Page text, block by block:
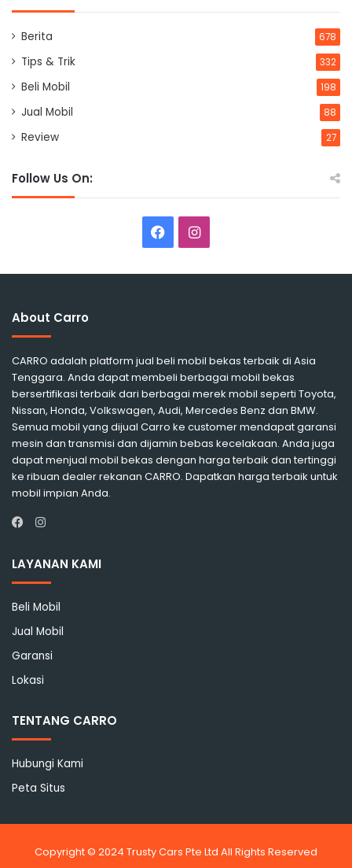
Berita 678
Tips & Trik 332
Beli Mobil 198
Jual Mobil 88
Review 27
Follow Us On:
FacebookInstagram
About Carro
CARRO adalah platform jual beli mobil bekas terbaik di Asia
Tenggara. Anda dapat membeli berbagai mobil bekas
bersertifikasi terbaik dari berbagai merek mobil seperti Toyota,
Nissan, Honda, Volkswagen, Audi, Mercedes Benz dan BMW.
Semua mobil yang dijual Carro ke customer mendapat garansi
mesin dan transmisi dan dijamin bebas kecelakaan. Anda juga
dapat menjual mobil bekas dengan harga terbaik dan tertinggi
ke ribuan dealer rekanan CARRO. Dapatkan harga terbaik untuk
mobil impian Anda.
Instagram
LAYANAN KAMI
Beli Mobil
Jual Mobil
Garansi
Lokasi
TENTANG CARRO
Hubungi Kami
Peta Situs
Copyright © 2024 Trusty Cars Pte Ltd All Rights Reserved